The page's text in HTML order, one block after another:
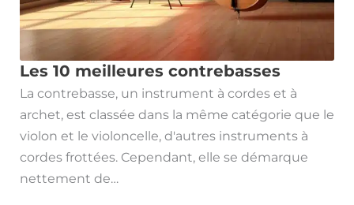
Les 10 meilleures contrebasses
La contrebasse, un instrument à cordes et à
archet, est classée dans la même catégorie que le
violon et le violoncelle, d'autres instruments à
cordes frottées. Cependant, elle se démarque
nettement de…